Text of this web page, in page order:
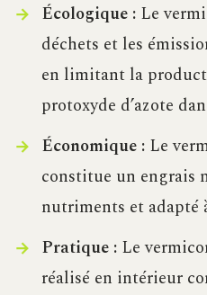
Écologique :Le
déchets et les
en limitant la
protoxyde d’azote
Économique :Le
constitue un engrais
nutriments et adapté
Pratique :Le
réalisé en intérieur